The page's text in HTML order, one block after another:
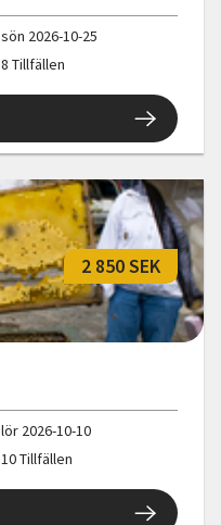
sön 2026-10-25
8 Tillfällen
2 850 SEK
lör 2026-10-10
10 Tillfällen